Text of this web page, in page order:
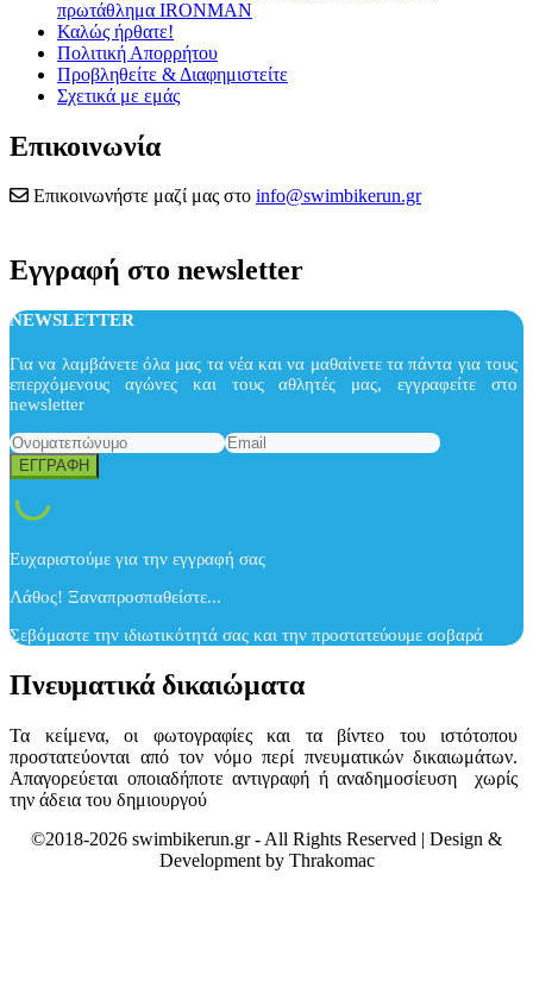
πρωτάθλημα IRONMAN
Καλώς ήρθατε!
Πολιτική Απορρήτου
Προβληθείτε & Διαφημιστείτε
Σχετικά με εμάς
Επικοινωνία
Επικοινωνήστε μαζί μας στο info@swimbikerun.gr
Εγγραφή στο newsletter
NEWSLETTER
Για να λαμβάνετε όλα μας τα νέα και να μαθαίνετε τα πάντα για τους
επερχόμενους αγώνες και τους αθλητές μας, εγγραφείτε στο
newsletter
Ευχαριστούμε για την εγγραφή σας
Λάθος! Ξαναπροσπαθείστε...
Σεβόμαστε την ιδιωτικότητά σας και την προστατεύουμε σοβαρά
Πνευματικά δικαιώματα
Τα κείμενα, οι φωτογραφίες και τα βίντεο του ιστότοπου
προστατεύονται από τον νόμο περί πνευματικών δικαιωμάτων.
Απαγορεύεται οποιαδήποτε αντιγραφή ή αναδημοσίευση χωρίς
την άδεια του δημιουργού
©2018-2026 swimbikerun.gr - All Rights Reserved | Design &
Development by Thrakomac